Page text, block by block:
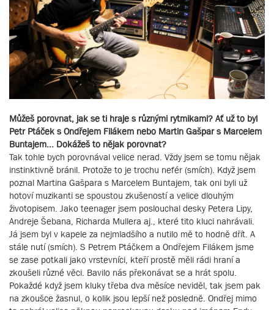
Můžeš porovnat, jak se ti hraje s různými rytmikami? Ať už to byl
Petr Ptáček s Ondřejem Filákem nebo Martin Gašpar s Marcelem
Buntajem... Dokážeš to nějak porovnat?
Tak tohle bych porovnával velice nerad. Vždy jsem se tomu nějak
instinktivně bránil. Protože to je trochu nefér (smích). Když jsem
poznal Martina Gašpara s Marcelem Buntajem, tak oni byli už
hotoví muzikanti se spoustou zkušeností a velice dlouhým
životopisem. Jako teenager jsem poslouchal desky Petera Lipy,
Andreje Šebana, Richarda Mullera aj., které tito kluci nahrávali.
Já jsem byl v kapele za nejmladšího a nutilo mě to hodně dřít. A
stále nutí (smích). S Petrem Ptáčkem a Ondřejem Filákem jsme
se zase potkali jako vrstevníci, kteří prostě měli rádi hraní a
zkoušeli různé věci. Bavilo nás překonávat se a hrát spolu.
Pokaždé když jsem kluky třeba dva měsíce neviděl, tak jsem pak
na zkoušce žasnul, o kolik jsou lepší než posledně. Ondřej mimo